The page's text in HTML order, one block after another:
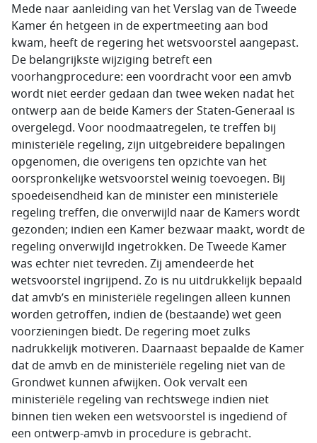
Mede naar aanleiding van het Verslag van de Tweede
Kamer én hetgeen in de expertmeeting aan bod
kwam, heeft de regering het wetsvoorstel aangepast.
De belangrijkste wijziging betreft een
voorhangprocedure: een voordracht voor een amvb
wordt niet eerder gedaan dan twee weken nadat het
ontwerp aan de beide Kamers der Staten-Generaal is
overgelegd. Voor noodmaatregelen, te treffen bij
ministeriële regeling, zijn uitgebreidere bepalingen
opgenomen, die overigens ten opzichte van het
oorspronkelijke wetsvoorstel weinig toevoegen. Bij
spoedeisendheid kan de minister een ministeriële
regeling treffen, die onverwijld naar de Kamers wordt
gezonden; indien een Kamer bezwaar maakt, wordt de
regeling onverwijld ingetrokken. De Tweede Kamer
was echter niet tevreden. Zij amendeerde het
wetsvoorstel ingrijpend. Zo is nu uitdrukkelijk bepaald
dat amvb’s en ministeriële regelingen alleen kunnen
worden getroffen, indien de (bestaande) wet geen
voorzieningen biedt. De regering moet zulks
nadrukkelijk motiveren. Daarnaast bepaalde de Kamer
dat de amvb en de ministeriële regeling niet van de
Grondwet kunnen afwijken. Ook vervalt een
ministeriële regeling van rechtswege indien niet
binnen tien weken een wetsvoorstel is ingediend of
een ontwerp-amvb in procedure is gebracht.